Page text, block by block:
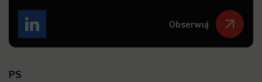
Obserwuj
PS